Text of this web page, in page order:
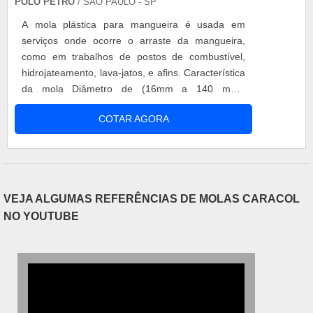
distrito Industrial, sendo fácil a circulação de
mercadorias.Não obstante, quando falamos em
fabricante de mola de tração, sempre deve-se
buscar uma empresa que tenha produtos e
serviços com ótima qualidade e precisão, detalhes
fabricação de molas técnicas, artefatos de arames
existe de melhor no mercado para garantir o
QUALIFICADA DO SEGMENTOApenas na Walb
A mola plástica para mangueira é usada em
serviços onde ocorre o arraste da mangueira,
como em trabalhos de postos de combustível,
hidrojateamento, lava-jatos, e afins. Característica
da mola Diâmetro de (16mm a 140 mm);
Resistente a temperaturas extremas (-20ºC a
+95ºC); Resistente a abrasão e raios ultra
violetas; Produzido em polietileno de alta
COTAR AGORA
VEJA ALGUMAS REFERÊNCIAS DE MOLAS CARACOL
NO YOUTUBE